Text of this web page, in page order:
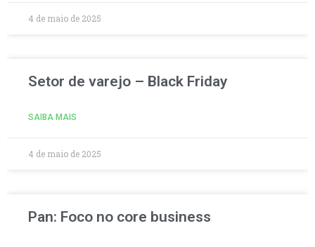
4 de maio de 2025
Setor de varejo – Black Friday
SAIBA MAIS
4 de maio de 2025
Pan: Foco no core business